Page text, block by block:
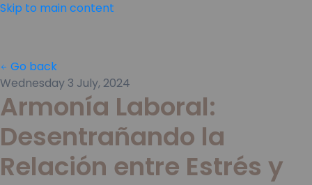
Skip to main content
Go back
Wednesday 3 July, 2024
Armonía Laboral:
Desentrañando la
Relación entre Estrés y